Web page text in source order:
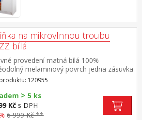
na mikrovlnnou troubu
bílá
provedení matná bílá 100%
melaminový povrch jedna zásuvka
pojezdy, rozměr zásuvky (š/h/v) 52
× 7 cm prostor pro mikrovlnnou troubu o
(š/h/v) 56 × 40 × 35 cm dlouhá dvířka
variabilními policemi, otevřená police a 2
dvířka maximální nosnost police pro
120955
> 5 ks
Kč s DPH
6 999 Kč **